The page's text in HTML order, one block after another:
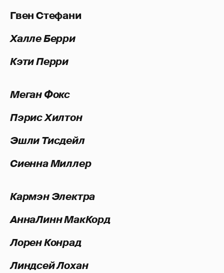
Гвен Стефани
Халле Берри
Кэти Перри
Меган Фокс
Пэрис Хилтон
Эшли Тисдейл
Сиенна Миллер
Кармэн Электра
АннаЛинн МакКорд
Лорен Конрад
Линдсей Лохан